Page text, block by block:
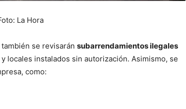
La Hora
se revisarán subarrendamientos ilegales
locales instalados sin autorización. Asimismo, se
como: